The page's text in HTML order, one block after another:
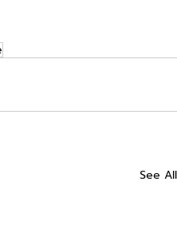
See All